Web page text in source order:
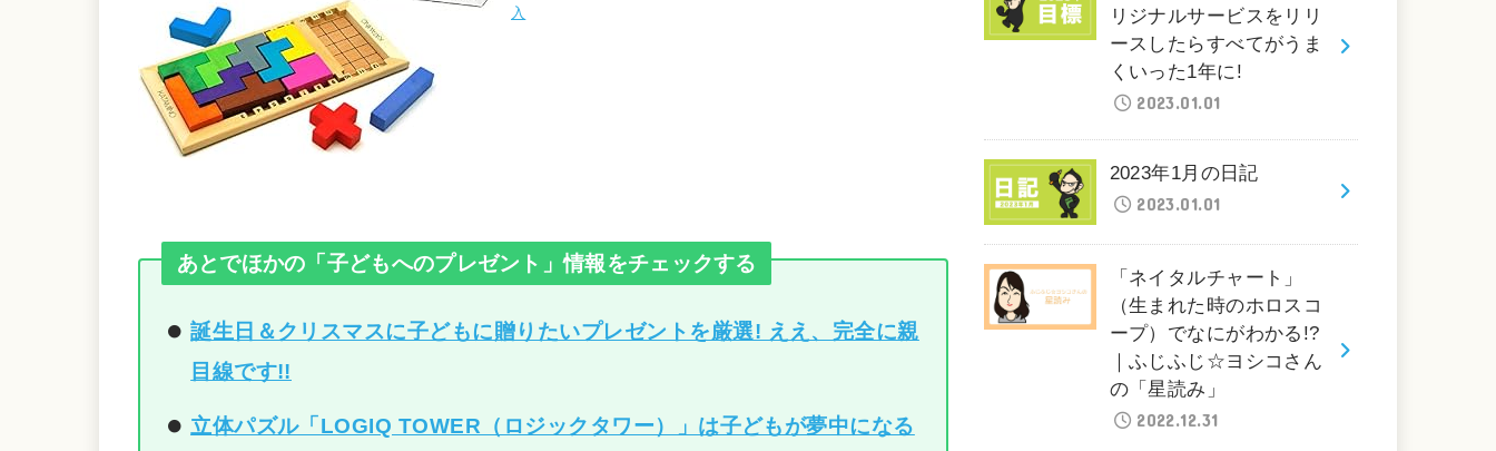
入
あとでほかの「子どもへのプレゼント」情報をチェックする
誕生日＆クリスマスに子どもに贈りたいプレゼントを厳選! ええ、完全に親
目線です!!
立体パズル「LOGIQ TOWER（ロジックタワー）」は子どもが夢中になる
リジナルサービスをリリ
ースしたらすべてがうま
くいった1年に!
2023.01.01
2023年1月の日記
2023.01.01
「ネイタルチャート」
（生まれた時のホロスコ
ープ）でなにがわかる!?
｜ふじふじ☆ヨシコさん
の「星読み」
2022.12.31